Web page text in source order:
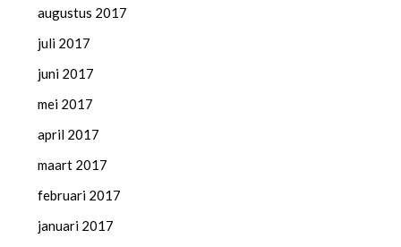
augustus 2017
juli 2017
juni 2017
mei 2017
april 2017
maart 2017
februari 2017
januari 2017